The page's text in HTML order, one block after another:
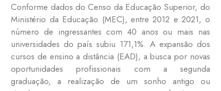
Conforme dados do Censo da Educação Superior, do
Ministério da Educação (MEC), entre 2012 e 2021, o
número de ingressantes com 40 anos ou mais nas
universidades do país subiu 171,1%. A expansão dos
cursos de ensino a distância (EAD), a busca por novas
oportunidades profissionais com a segunda
graduação, a realização de um sonho antigo ou